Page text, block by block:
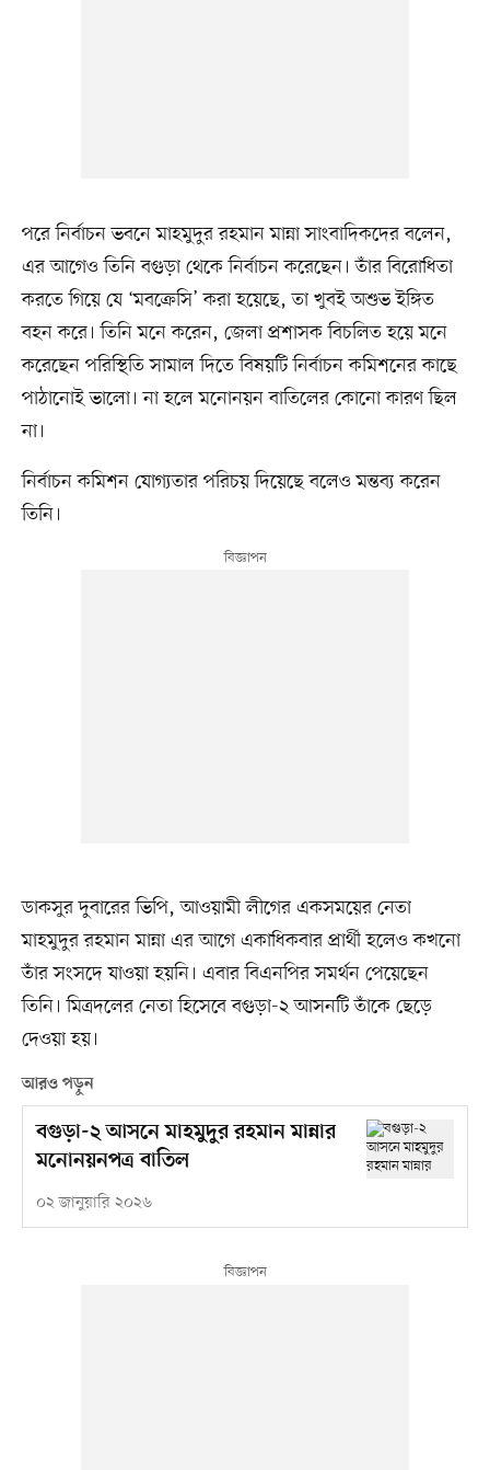
পরে নির্বাচন ভবনে মাহমুদুর রহমান মান্না সাংবাদিকদের বলেন,
এর আগেও তিনি বগুড়া থেকে নির্বাচন করেছেন। তাঁর বিরোধিতা
করতে গিয়ে যে ‘মবক্রেসি’ করা হয়েছে, তা খুবই অশুভ ইঙ্গিত
বহন করে। তিনি মনে করেন, জেলা প্রশাসক বিচলিত হয়ে মনে
করেছেন পরিস্থিতি সামাল দিতে বিষয়টি নির্বাচন কমিশনের কাছে
পাঠানোই ভালো। না হলে মনোনয়ন বাতিলের কোনো কারণ ছিল
না।
নির্বাচন কমিশন যোগ্যতার পরিচয় দিয়েছে বলেও মন্তব্য করেন
তিনি।
ডাকসুর দুবারের ভিপি, আওয়ামী লীগের একসময়ের নেতা
মাহমুদুর রহমান মান্না এর আগে একাধিকবার প্রার্থী হলেও কখনো
তাঁর সংসদে যাওয়া হয়নি। এবার বিএনপির সমর্থন পেয়েছেন
তিনি। মিত্রদলের নেতা হিসেবে বগুড়া-২ আসনটি তাঁকে ছেড়ে
দেওয়া হয়।
আরও পড়ুন
বগুড়া-২ আসনে মাহমুদুর রহমান মান্নার
মনোনয়নপত্র বাতিল
০২ জানুয়ারি ২০২৬